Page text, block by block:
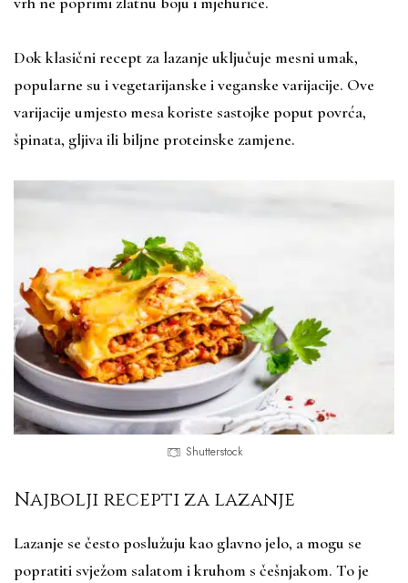
Dok klasični recept za lazanje uključuje mesni umak,
popularne su i vegetarijanske i veganske varijacije. Ove
varijacije umjesto mesa koriste sastojke poput povrća,
špinata, gljiva ili biljne proteinske zamjene.
Shutterstock
Najbolji recepti za lazanje
Lazanje se često poslužuju kao glavno jelo, a mogu se
popratiti svježom salatom i kruhom s češnjakom. To je